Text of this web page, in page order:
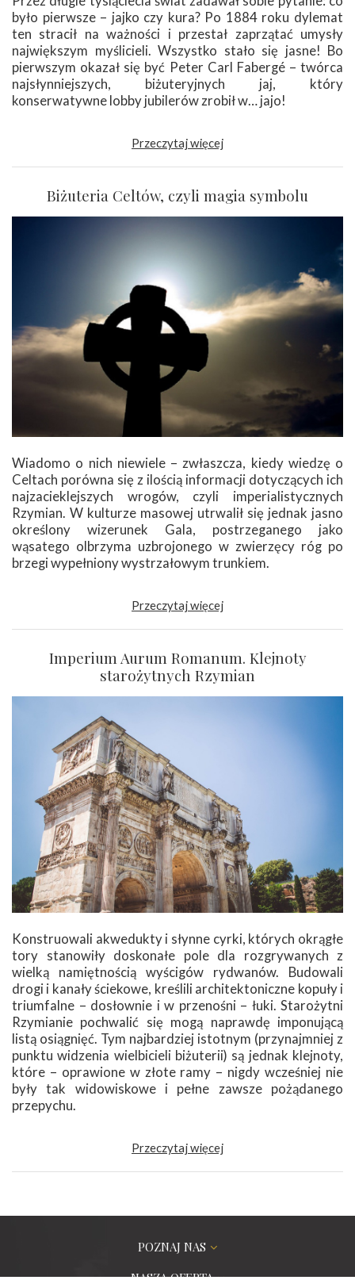
było pierwsze – jajko czy kura? Po 1884 roku dylemat
ten stracił na ważności i przestał zaprzątać umysły
największym myślicieli. Wszystko stało się jasne! Bo
pierwszym okazał się być Peter Carl Fabergé – twórca
najsłynniejszych, biżuteryjnych jaj, który
konserwatywne lobby jubilerów zrobił w… jajo!
Przeczytaj więcej
Biżuteria Celtów, czyli magia symbolu
Wiadomo o nich niewiele – zwłaszcza, kiedy wiedzę o
Celtach porówna się z ilością informacji dotyczących ich
najzacieklejszych wrogów, czyli imperialistycznych
Rzymian. W kulturze masowej utrwalił się jednak jasno
określony wizerunek Gala, postrzeganego jako
wąsatego olbrzyma uzbrojonego w zwierzęcy róg po
brzegi wypełniony wystrzałowym trunkiem.
Przeczytaj więcej
Imperium Aurum Romanum. Klejnoty
starożytnych Rzymian
Konstruowali akwedukty i słynne cyrki, których okrągłe
tory stanowiły doskonałe pole dla rozgrywanych z
wielką namiętnością wyścigów rydwanów. Budowali
drogi i kanały ściekowe, kreślili architektoniczne kopuły i
triumfalne – dosłownie i w przenośni – łuki. Starożytni
Rzymianie pochwalić się mogą naprawdę imponującą
listą osiągnięć. Tym najbardziej istotnym (przynajmniej z
punktu widzenia wielbicieli biżuterii) są jednak klejnoty,
które – oprawione w złote ramy – nigdy wcześniej nie
były tak widowiskowe i pełne zawsze pożądanego
przepychu.
Przeczytaj więcej
POZNAJ NAS